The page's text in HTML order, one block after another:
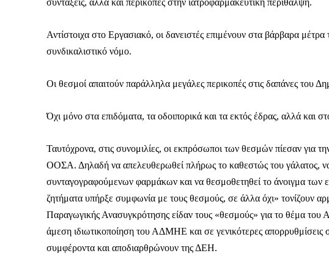
συντάξεις, αλλά και περικοπές στην ιατροφαρμακευτική περίθαλψη.
Αντίστοιχα στο Εργασιακό, οι δανειστές επιμένουν στα βάρβαρα
συνδικαλιστικό νόμο.
Οι θεσμοί απαιτούν παράλληλα μεγάλες περικοπές στις δαπάνες του
Όχι μόνο στα επιδόματα, τα οδοιπορικά και τα εκτός έδρας, αλλά και
Ταυτόχρονα, στις συνομιλίες, οι εκπρόσωποι των θεσμών πίεσαν για
ΟΟΣΑ. Δηλαδή να απελευθερωθεί πλήρως το καθεστώς του γάλατος,
συνταγογραφούμενων φαρμάκων και να θεσμοθετηθεί το άνοιγμα των
ζητήματα υπήρξε συμφωνία με τους θεσμούς, σε άλλα όχι» τονίζουν
Παραγωγικής Ανασυγκρότησης είδαν τους «θεσμούς» για το θέμα
άμεση ιδιωτικοποίηση του ΑΔΜΗΕ και σε γενικότερες απορρυθμίσεις
συμφέροντα και αποδιαρθρώνουν της ΔΕΗ.